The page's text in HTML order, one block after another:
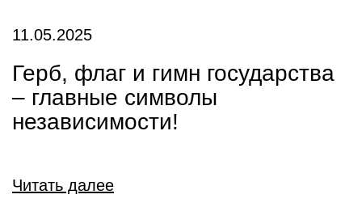
11.05.2025
Герб, флаг и гимн государства
– главные символы
независимости!
Читать далее